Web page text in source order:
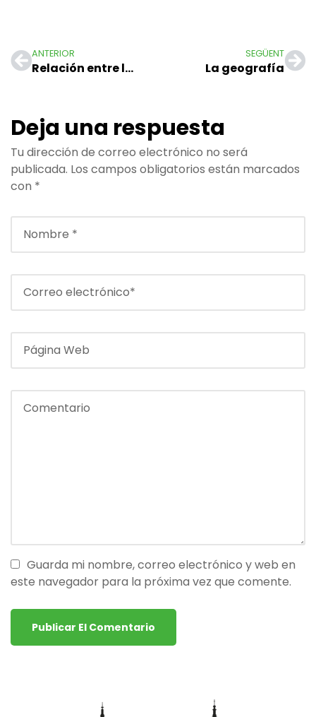
ANTERIOR
Relación entre los Países catalanes y los Países Bajos
SEGÜENT
La geografía
Deja una respuesta
Tu dirección de correo electrónico no será
publicada. Los campos obligatorios están marcados
con *
Guarda mi nombre, correo electrónico y web en
este navegador para la próxima vez que comente.